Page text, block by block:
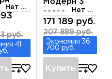
Нет отзывов
руб.
41
Модерн 3
Нет отзывов
171 189 руб.
207 889 руб.
Экономия 36
700 руб.
Купить